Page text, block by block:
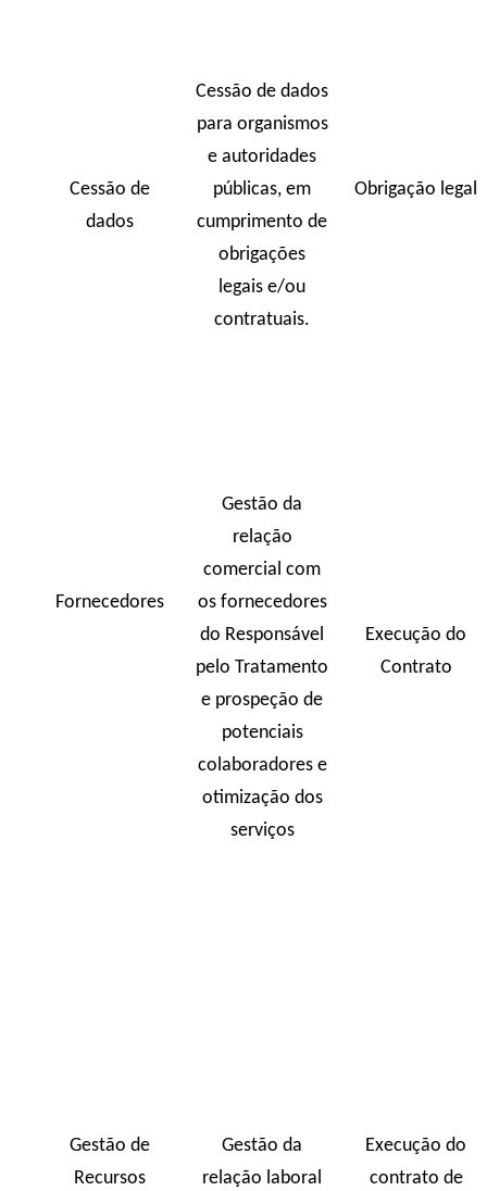
Cessão de
dados
Cessão de dados
para organismos
e autoridades
públicas, em
cumprimento de
obrigações
legais e/ou
contratuais.
Obrigação legal
Fornecedores
Gestão da
relação
comercial com
os fornecedores
do Responsável
pelo Tratamento
e prospeção de
potenciais
colaboradores e
otimização dos
serviços
Execução do
Contrato
Gestão de
Recursos
Gestão da
relação laboral
Execução do
contrato de